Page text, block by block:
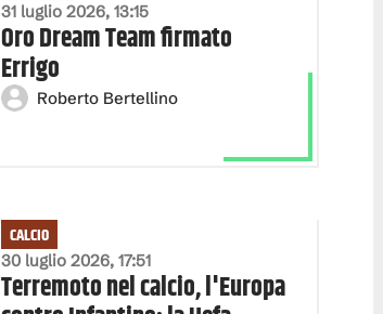
31 luglio 2026, 13:15
Oro Dream Team firmato
Errigo
Roberto Bertellino
30 luglio 2026, 17:51
CALCIO
Terremoto nel calcio, l'Europa